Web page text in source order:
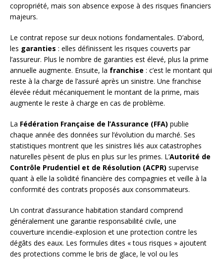
copropriété, mais son absence expose à des risques financiers
majeurs.
Le contrat repose sur deux notions fondamentales. D’abord,
les garanties : elles définissent les risques couverts par
l’assureur. Plus le nombre de garanties est élevé, plus la prime
annuelle augmente. Ensuite, la franchise : c’est le montant qui
reste à la charge de l’assuré après un sinistre. Une franchise
élevée réduit mécaniquement le montant de la prime, mais
augmente le reste à charge en cas de problème.
La Fédération Française de l’Assurance (FFA) publie
chaque année des données sur l’évolution du marché. Ses
statistiques montrent que les sinistres liés aux catastrophes
naturelles pèsent de plus en plus sur les primes. L’Autorité de
Contrôle Prudentiel et de Résolution (ACPR) supervise
quant à elle la solidité financière des compagnies et veille à la
conformité des contrats proposés aux consommateurs.
Un contrat d’assurance habitation standard comprend
généralement une garantie responsabilité civile, une
couverture incendie-explosion et une protection contre les
dégâts des eaux. Les formules dites « tous risques » ajoutent
des protections comme le bris de glace, le vol ou les